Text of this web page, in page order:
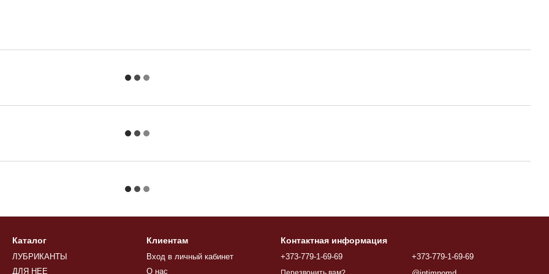
Каталог
ЛУБРИКАНТЫ
ДЛЯ НЕЕ
Клиентам
Вход в личный кабинет
О нас
Контактная информация
+373-779-1-69-69
+373-779-1-69-69